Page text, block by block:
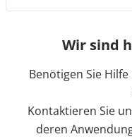
Wir sind
Benötigen Sie
Kontaktieren Sie
deren